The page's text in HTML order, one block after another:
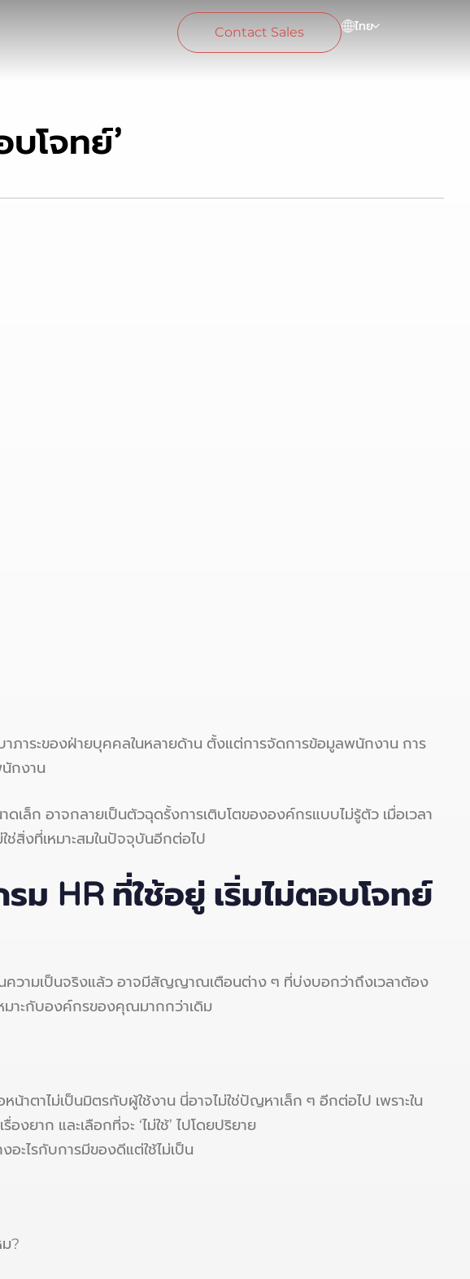
Contact Sales ไทย
บโจทย์’
ภาระของฝ่ายบุคคลในหลายด้าน ตั้งแต่การจัดการข้อมูลพนักงาน การ
กงาน
ดเล็ก อาจกลายเป็นตัวฉุดรั้งการเติบโตขององค์กรแบบไม่รู้ตัว เมื่อเวลา
สิ่งที่เหมาะสมในปัจจุบันอีกต่อไป
รม HR ที่ใช้อยู่ เริ่มไม่ตอบโจทย์
นความเป็นจริงแล้ว อาจมีสัญญาณเตือนต่าง ๆ ที่บ่งบอกว่าถึงเวลาต้อง
าะกับองค์กรของคุณมากกว่าเดิม
ตาไม่เป็นมิตรกับผู้ใช้งาน นี่อาจไม่ใช่ปัญหาเล็ก ๆ อีกต่อไป เพราะใน
งยาก และเลือกที่จะ ‘ไม่ใช้’ ไปโดยปริยาย
ะไรกับการมีของดีแต่ใช้ไม่เป็น
?